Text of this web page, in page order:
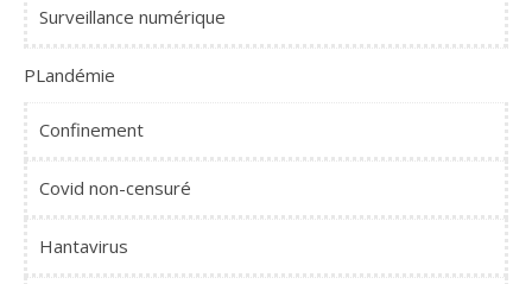
Surveillance numérique
PLandémie
Confinement
Covid non-censuré
Hantavirus